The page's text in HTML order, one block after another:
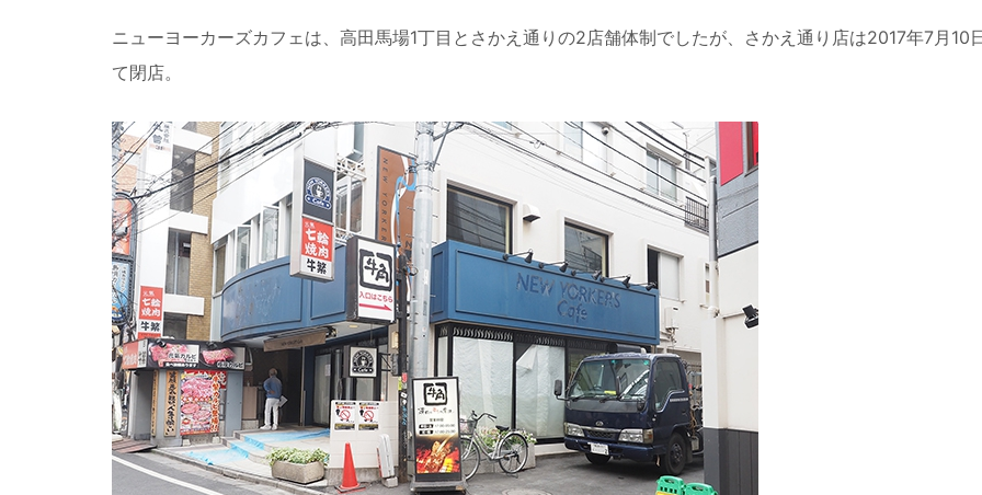
ニューヨーカーズカフェは、高田馬場1丁目とさかえ通りの2店舗体制でしたが、さかえ通り店は2017年7月10
て閉店。